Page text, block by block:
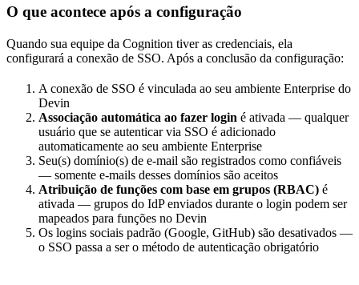
O que acontece após a configuração
Quando sua equipe da Cognition tiver as credenciais, ela
configurará a conexão de SSO. Após a conclusão da configuração:
A conexão de SSO é vinculada ao seu ambiente Enterprise do
Devin
Associação automática ao fazer login é ativada — qualquer
usuário que se autenticar via SSO é adicionado
automaticamente ao seu ambiente Enterprise
Seu(s) domínio(s) de e-mail são registrados como confiáveis
— somente e-mails desses domínios são aceitos
Atribuição de funções com base em grupos (RBAC) é
ativada — grupos do IdP enviados durante o login podem ser
mapeados para funções no Devin
Os logins sociais padrão (Google, GitHub) são desativados —
o SSO passa a ser o método de autenticação obrigatório